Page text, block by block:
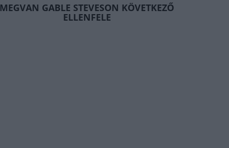
MEGVAN GABLE STEVESON KÖVETKEZŐ
ELLENFELE